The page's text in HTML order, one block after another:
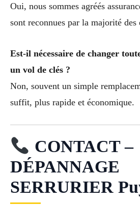
Oui, nous sommes agréés
sont reconnues par la majorité des
Est-il nécessaire de changer
un vol de clés ?
Non, souvent un simple
suffit, plus rapide et économique.
CONTACT –
DÉPANNAGE
SERRURIER